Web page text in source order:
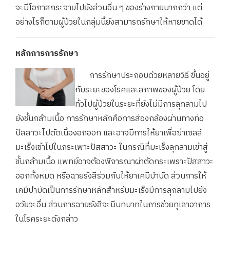
จะมีโอกาสกระจายไปยังส่วนอื่น ๆ ของร่างกายมากกว่า แต่
อย่างไรก็ตามผู้ป่วยในกลุ่มนี้ยังสามารถรักษาให้หายขาดได้
หลักการการรักษา
การรักษาประกอบด้วยหลายวิธี ขึ้นอยู่
กับระยะของโรคและสภาพของผู้ป่วย โดย
ทั่วไปผู้ป่วยในระยะที่ยังไม่มีการลุกลามไป
ยังชั้นกล้ามเนื้อ การรักษาหลักคือการส่องกล้องผ่านทางท่อ
ปัสสาวะไปตัดเนื้องอกออก และอาจมีการให้ยาเพื่อฆ่าเซลล์
มะเร็งเข้าไปในกระเพาะปัสสาวะ ในกรณีที่มะเร็งลุกลามเข้าสู่
ชั้นกล้ามเนื้อ แพทย์อาจต้องพิจารณาผ่าตัดกระเพราะปัสสาวะ
ออกทั้งหมด หรือฉายรังสีร่วมกับให้ยาเคมีบำบัด ส่วนการให้
เคมีบำบัดเป็นการรักษาหลักสำหรับมะเร็งมีการลุกลามไปยัง
อวัยวะอื่น ส่วนการฉายรังสีจะมีบทบาทในการช่วยทุเลาอาการ
ในโรคระยะดังกล่าว